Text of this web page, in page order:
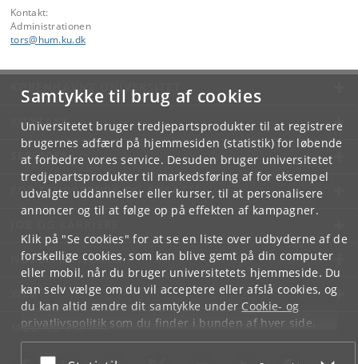
Samtykke til brug af cookies
Universitetet bruger tredjepartsprodukter til at registrere
brugernes adfærd på hjemmesiden (statistik) for løbende
at forbedre vores service. Desuden bruger universitetet
tredjepartsprodukter til markedsføring af for eksempel
udvalgte uddannelser eller kurser, til at personalisere
annoncer og til at følge op på effekten af kampagner.
Klik på "Se cookies" for at se en liste over udbyderne af de
forskellige cookies, som kan blive gemt på din computer
eller mobil, når du bruger universitetets hjemmeside. Du
kan selv vælge om du vil acceptere eller afslå cookies, og
du kan altid ændre dit samtykke under Cookie- og
privatlivspolitik som du finder i bunden af hver side.
Kontakt:
Administrationen
tors@hum.ku.dk
KØBENHAVNS UNIVERSITET
KONTAKT
SERVICES
FOR STUDERENDE OG ANSATTE
NØDSITUATIONER
WEB
MØD KU PÅ